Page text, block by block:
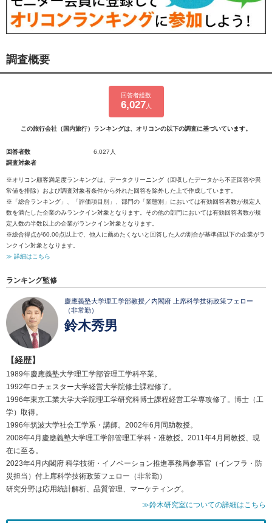
調査概要
回答者総数
6,027 人
この旅行会社（国内旅行）ランキングは、オリコンの以下の調査に基づいています。
回答者数
6,027人
調査対象者
※オリコン顧客満足度ランキングは、データクリーニング（回収したデータから不正回答や異
常値を排除）および調査対象者条件から外れた回答を除外した上で作成しています。
※「総合ランキング」、「評価項目別」、部門の「業態別」においては有効回答者数が規定人
数を満たした企業のみランクイン対象となります。その他の部門においては有効回答者数が規
定人数の半数以上の企業がランクイン対象となります。
※総合得点が60.00点以上で、他人に薦めたくないと回答した人の割合が基準値以下の企業がラ
ンクイン対象となります。
≫ 詳細はこちら
ランキング監修
慶應義塾大学理工学部教授／内閣府 上席科学技術政策フェロー
（非常勤）
鈴木秀男
【経歴】
1989年慶應義塾大学理工学部管理工学科卒業。
1992年ロチェスター大学経営大学院修士課程修了。
1996年東京工業大学大学院理工学研究科博士課程経営工学専攻修了。博士（工
学）取得。
1996年筑波大学社会工学系・講師。2002年6月同助教授。
2008年4月慶應義塾大学理工学部管理工学科・准教授。2011年4月同教授、現
在に至る。
2023年4月内閣府 科学技術・イノベーション推進事務局参事官（インフラ・防
災担当）付上席科学技術政策フェロー（非常勤）
研究分野は応用統計解析、品質管理、マーケティング。
≫鈴木研究室についての詳細はこちら